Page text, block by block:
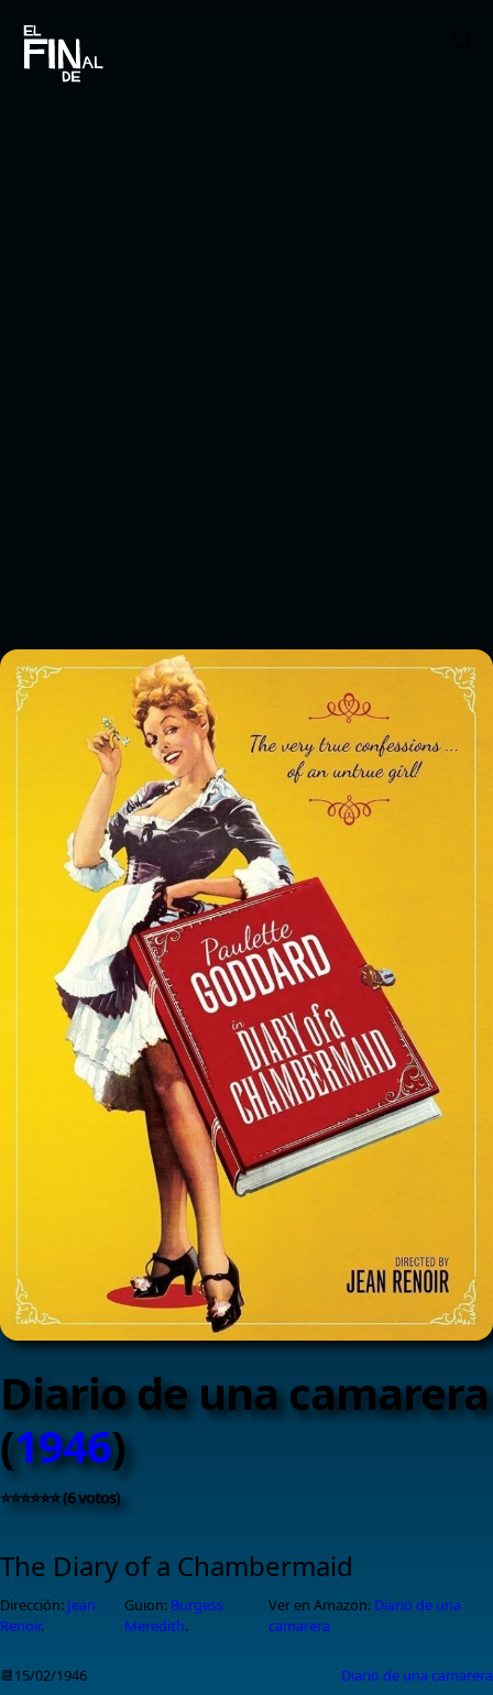
Diario de una camarera
(1946)
⭐⭐⭐⭐⭐⭐ (6 votos)
The Diary of a Chambermaid
Dirección: Jean
Renoir.
Guion: Burgess
Meredith.
Ver en Amazon: Diario de una
camarera
📆15/02/1946 Diario de una camarera